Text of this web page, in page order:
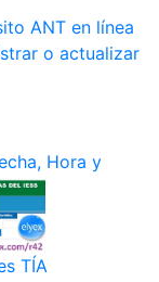
ANT en línea
o actualizar
Hora y
TÍA